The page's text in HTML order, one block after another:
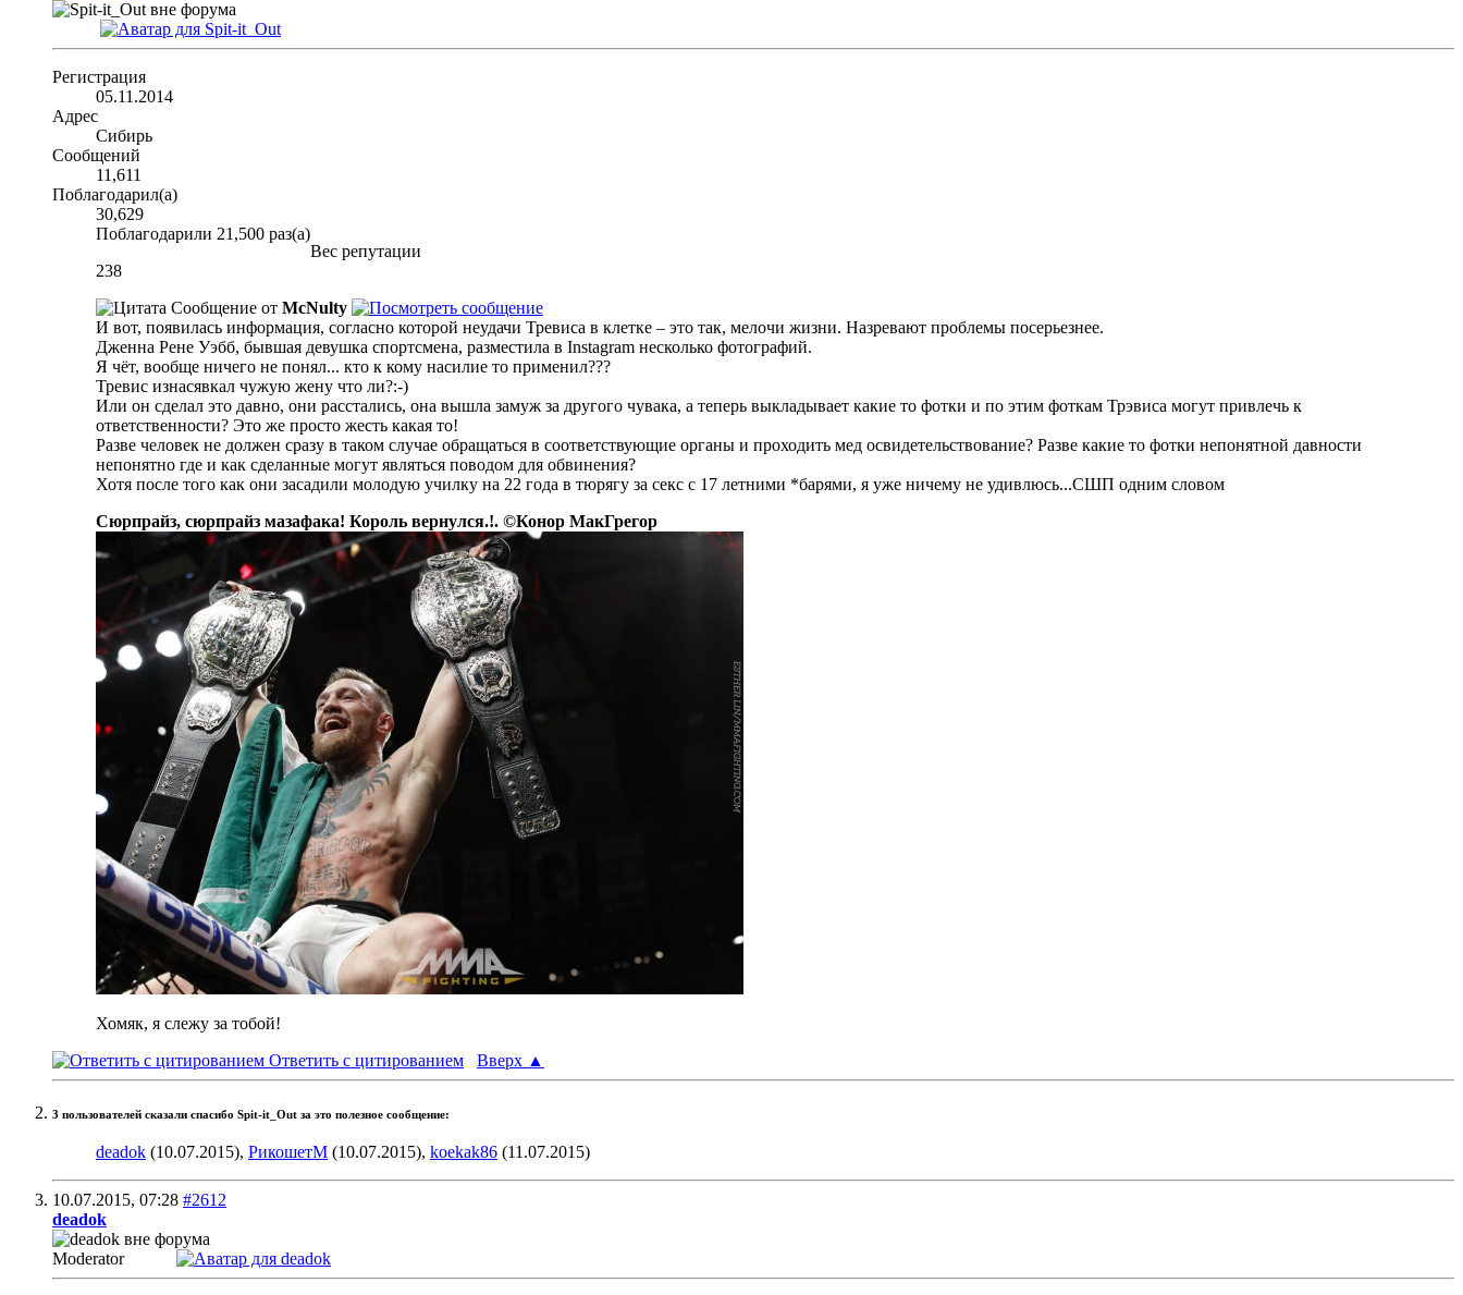
Регистрация
05.11.2014
Адрес
Сибирь
Сообщений
11,611
Поблагодарил(а)
30,629
Поблагодарили 21,500 раз(а)
Вес репутации
238
Сообщение от McNulty
И вот, появилась информация, согласно которой неудачи Тревиса в клетке – это так, мелочи жизни. Назревают проблемы посерьезнее.
Дженна Рене Уэбб, бывшая девушка спортсмена, разместила в Instagram несколько фотографий.
Я чёт, вообще ничего не понял... кто к кому насилие то применил???
Тревис изнасявкал чужую жену что ли?:-)
Или он сделал это давно, они расстались, она вышла замуж за другого чувака, а теперь выкладывает какие то фотки и по этим фоткам Трэвиса могут привлечь к
ответственности? Это же просто жесть какая то!
Разве человек не должен сразу в таком случае обращаться в соответствующие органы и проходить мед освидетельствование? Разве какие то фотки непонятной давности
непонятно где и как сделанные могут являться поводом для обвинения?
Хотя после того как они засадили молодую училку на 22 года в тюрягу за секс с 17 летними *барями, я уже ничему не удивлюсь...СШП одним словом
Сюрпрайз, сюрпрайз мазафака! Король вернулся.!. ©Конор МакГрегор
Хомяк, я слежу за тобой!
Ответить с цитированием
Вверх ▲
3 пользователей сказали cпасибо Spit-it_Out за это полезное сообщение:
deadok (10.07.2015), РикошетМ (10.07.2015), koekak86 (11.07.2015)
10.07.2015, 07:28 #2612
deadok
Moderator